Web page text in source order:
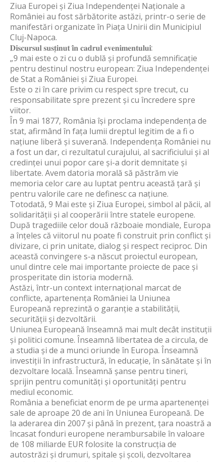
Ziua Europei și Ziua Independenței Naționale a
României au fost sărbătorite astăzi, printr-o serie de
manifestări organizate în Piața Unirii din Municipiul
Cluj-Napoca.
𝐃𝐢𝐬𝐜𝐮𝐫𝐬𝐮𝐥 𝐬𝐮𝐬𝐭̦𝐢𝐧𝐮𝐭 𝐢̂𝐧 𝐜𝐚𝐝𝐫𝐮𝐥 𝐞𝐯𝐞𝐧𝐢𝐦𝐞𝐧𝐭𝐮𝐥𝐮𝐢:
„9 mai este o zi cu o dublă și profundă semnificație
pentru destinul nostru european: Ziua Independenței
de Stat a României și Ziua Europei.
Este o zi în care privim cu respect spre trecut, cu
responsabilitate spre prezent și cu încredere spre
viitor.
În 9 mai 1877, România își proclama independența de
stat, afirmând în fața lumii dreptul legitim de a fi o
națiune liberă și suverană. Independența României nu
a fost un dar, ci rezultatul curajului, al sacrificiului și al
credinței unui popor care și-a dorit demnitate și
libertate. Avem datoria morală să păstrăm vie
memoria celor care au luptat pentru această țară și
pentru valorile care ne definesc ca națiune.
Totodată, 9 Mai este și Ziua Europei, simbol al păcii, al
solidarității și al cooperării între statele europene.
După tragediile celor două războaie mondiale, Europa
a înțeles că viitorul nu poate fi construit prin conflict și
divizare, ci prin unitate, dialog și respect reciproc. Din
această convingere s-a născut proiectul european,
unul dintre cele mai importante proiecte de pace și
prosperitate din istoria modernă.
Astăzi, într-un context internațional marcat de
conflicte, apartenența României la Uniunea
Europeană reprezintă o garanție a stabilității,
securității și dezvoltării.
Uniunea Europeană înseamnă mai mult decât instituții
și politici comune. Înseamnă libertatea de a circula, de
a studia și de a munci oriunde în Europa. Înseamnă
investiții în infrastructură, în educație, în sănătate și în
dezvoltare locală. Înseamnă șanse pentru tineri,
sprijin pentru comunități și oportunități pentru
mediul economic.
România a beneficiat enorm de pe urma apartenenței
sale de aproape 20 de ani în Uniunea Europeană. De
la aderarea din 2007 și până în prezent, țara noastră a
încasat fonduri europene nerambursabile în valoare
de 108 miliarde EUR folosite la construcția de
autostrăzi și drumuri, spitale și școli, dezvoltarea